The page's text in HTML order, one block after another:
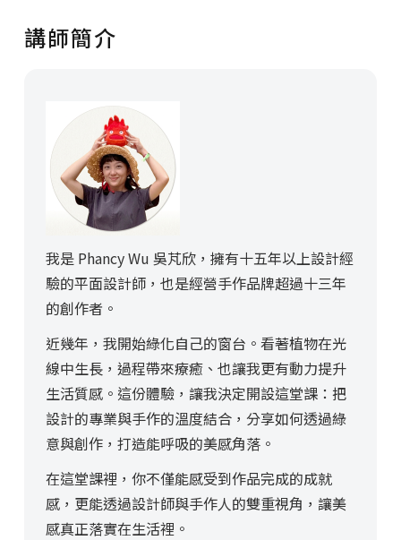
講師簡介
我是 Phancy Wu 吳芃欣，擁有十五年以上設計經
驗的平面設計師，也是經營手作品牌超過十三年
的創作者。
近幾年，我開始綠化自己的窗台。看著植物在光
線中生長，過程帶來療癒、也讓我更有動力提升
生活質感。這份體驗，讓我決定開設這堂課：把
設計的專業與手作的溫度結合，分享如何透過綠
意與創作，打造能呼吸的美感角落。
在這堂課裡，你不僅能感受到作品完成的成就
感，更能透過設計師與手作人的雙重視角，讓美
感真正落實在生活裡。